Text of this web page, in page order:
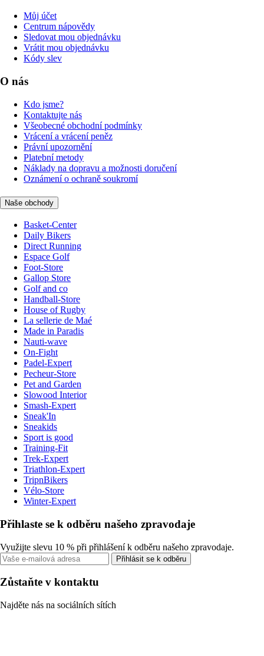
Můj účet
Centrum nápovědy
Sledovat mou objednávku
Vrátit mou objednávku
Kódy slev
O nás
Kdo jsme?
Kontaktujte nás
Všeobecné obchodní podmínky
Vrácení a vrácení peněz
Právní upozornění
Platební metody
Náklady na dopravu a možnosti doručení
Oznámení o ochraně soukromí
Naše obchody
Basket-Center
Daily Bikers
Direct Running
Espace Golf
Foot-Store
Gallop Store
Golf and co
Handball-Store
House of Rugby
La sellerie de Maé
Made in Paradis
Nauti-wave
On-Fight
Padel-Expert
Pecheur-Store
Pet and Garden
Slowood Interior
Smash-Expert
Sneak'In
Sneakids
Sport is good
Training-Fit
Trek-Expert
Triathlon-Expert
TripnBikers
Vélo-Store
Winter-Expert
Přihlaste se k odběru našeho zpravodaje
Využijte slevu 10 % při přihlášení k odběru našeho zpravodaje.
Přihlásit se k odběru
Zůstaňte v kontaktu
Najděte nás na sociálních sítích